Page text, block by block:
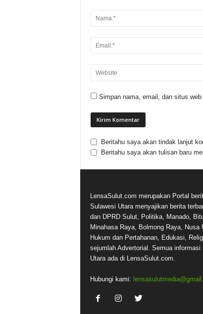
Simpan nama, email, dan situs
Beritahu saya akan tindak lanjut
Beritahu saya akan tulisan baru
LensaSulut.com merupakan Portal
Sulawesi Utara menyajikan berita
dan DPRD Sulut, Politika, Manado,
Minahasa Raya, Bolmong Raya, Nusa
Hukum dan Pertahanan, Edukasi,
sejumlah Advertorial. Semua informasi
Utara ada di LensaSulut.com.
Hubungi kami: